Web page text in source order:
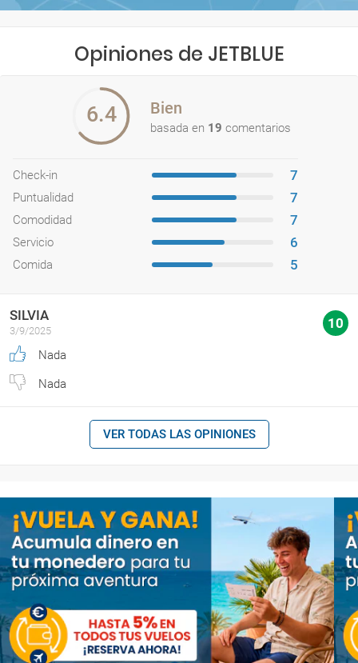
Opiniones de JETBLUE
6.4 Bien
basada en 19 comentarios
Check-in 7
Puntualidad 7
Comodidad 7
Servicio 6
Comida 5
SILVIA
3/9/2025 10
Nada
Nada
VER TODAS LAS OPINIONES